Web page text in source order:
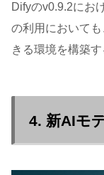
Difyのv0.9.2にお
の利用において
きる環境を構築
4. 新AIモ